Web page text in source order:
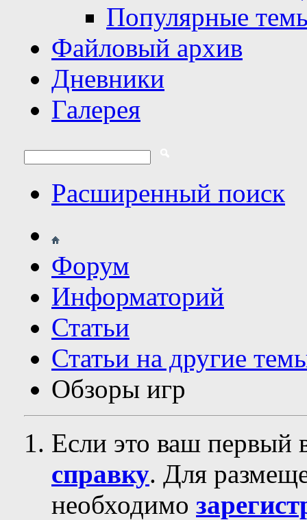
Популярные
Файловый архив
Дневники
Галерея
Расширенный поиск
Форум
Информаторий
Статьи
Статьи на другие
Обзоры игр
Если это ваш первый
справку. Для
необходимо